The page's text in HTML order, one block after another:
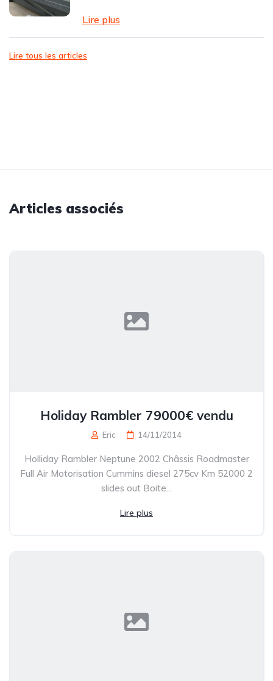
Lire plus
Lire tous les articles
Articles associés
Holiday Rambler 79000€ vendu
Eric 14/11/2014
Holliday Rambler Neptune 2002 Châssis Roadmaster
Full Air Motorisation Cummins diesel 275cv Km 52000 2
slides out Boite...
Lire plus